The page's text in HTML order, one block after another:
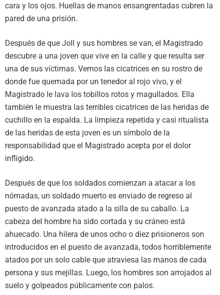
cara y los ojos. Huellas de manos ensangrentadas cubren la
pared de una prisión.
Después de que Joll y sus hombres se van, el Magistrado
descubre a una joven que vive en la calle y que resulta ser
una de sus víctimas. Vemos las cicatrices en su rostro de
donde fue quemada por un tenedor al rojo vivo, y el
Magistrado le lava los tobillos rotos y magullados. Ella
también le muestra las terribles cicatrices de las heridas de
cuchillo en la espalda. La limpieza repetida y casi ritualista
de las heridas de esta joven es un símbolo de la
responsabilidad que el Magistrado acepta por el dolor
infligido.
Después de que los soldados comienzan a atacar a los
nómadas, un soldado muerto es enviado de regreso al
puesto de avanzada atado a la silla de su caballo. La
cabeza del hombre ha sido cortada y su cráneo está
ahuecado. Una hilera de unos ocho o diez prisioneros son
introducidos en el puesto de avanzada, todos horriblemente
atados por un solo cable que atraviesa las manos de cada
persona y sus mejillas. Luego, los hombres son arrojados al
suelo y golpeados públicamente con palos.